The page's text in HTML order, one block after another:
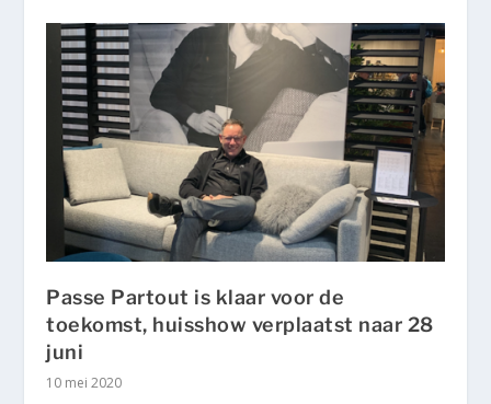
Passe Partout is klaar voor de
toekomst, huisshow verplaatst naar 28
juni
10 mei 2020